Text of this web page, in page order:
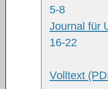
5-8
Journal für
16-22
Volltext